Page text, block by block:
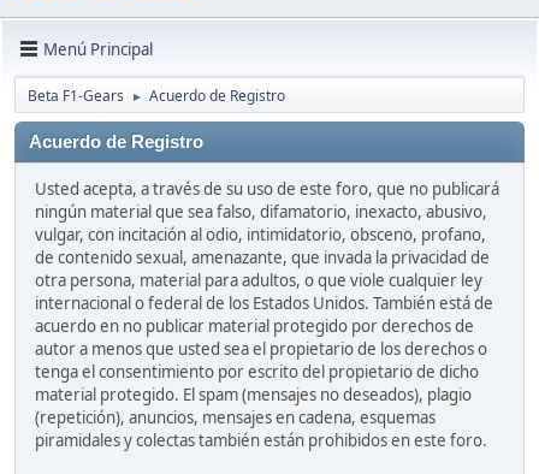
Menú Principal
Beta F1-Gears ► Acuerdo de Registro
Acuerdo de Registro
Usted acepta, a través de su uso de este foro, que no publicará
ningún material que sea falso, difamatorio, inexacto, abusivo,
vulgar, con incitación al odio, intimidatorio, obsceno, profano,
de contenido sexual, amenazante, que invada la privacidad de
otra persona, material para adultos, o que viole cualquier ley
internacional o federal de los Estados Unidos. También está de
acuerdo en no publicar material protegido por derechos de
autor a menos que usted sea el propietario de los derechos o
tenga el consentimiento por escrito del propietario de dicho
material protegido. El spam (mensajes no deseados), plagio
(repetición), anuncios, mensajes en cadena, esquemas
piramidales y colectas también están prohibidos en este foro.